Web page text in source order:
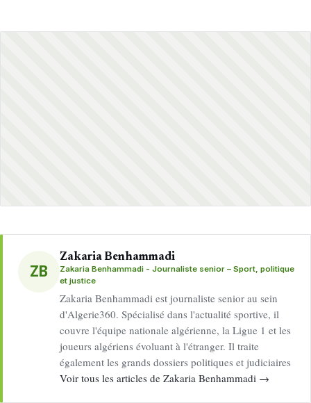
ZB
Zakaria Benhammadi
Zakaria Benhammadi - Journaliste senior – Sport, politique
et justice
Zakaria Benhammadi est journaliste senior au sein
d'Algerie360. Spécialisé dans l'actualité sportive, il
couvre l'équipe nationale algérienne, la Ligue 1 et les
joueurs algériens évoluant à l'étranger. Il traite
également les grands dossiers politiques et judiciaires
Voir tous les articles de Zakaria Benhammadi →